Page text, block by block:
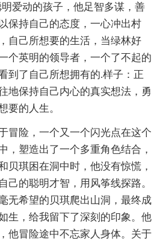
爱动的孩子，他足智多谋，善
保持自己的态度，一心冲出村
自己所想要的生活，当绿林好
个英明的领导者，一个了不起的
到了自己所想拥有的.样子：正
地保持自己内心的真实想法，勇
要的人生。
冒险，一个又一个闪光点在这个
，塑造出了一个多重角色结合，
贝琪困在洞中时，他没有惊慌，
己的聪明才智，用风筝线探路。
无希望的贝琪爬出山洞，最终成
生，给我留下了深刻的印象。他
他冒险途中不忘家人身体。关于